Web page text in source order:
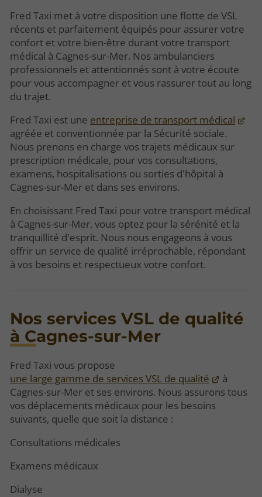
Fred Taxi met à votre disposition une flotte de VSL
récents et parfaitement équipés pour assurer votre
confort et votre bien-être durant votre transport
médical à Cagnes-sur-Mer. Nos ambulanciers
professionnels et attentionnés sont à votre écoute
pour vous accompagner et vous rassurer tout au long
du trajet.
Fred Taxi est une entreprise de transport médical
agréée et conventionnée par la Sécurité sociale.
Nous prenons en charge vos trajets médicaux sur
prescription médicale, pour vos consultations,
examens, hospitalisations ou sorties d'hôpital à
Cagnes-sur-Mer et dans ses environs.
En choisissant Fred Taxi pour votre transport médical
à Cagnes-sur-Mer, vous optez pour la sérénité et la
tranquillité d'esprit. Nous nous engageons à vous
offrir un service de qualité irréprochable, répondant
à vos besoins et respectueux votre confort.
Nos services VSL de qualité
à Cagnes-sur-Mer
Fred Taxi vous propose
une large gamme de services VSL de qualité
à
Cagnes-sur-Mer et ses environs. Nous assurons tous
vos déplacements médicaux pour les besoins
suivants, quelle que soit la distance :
Consultations médicales
Examens médicaux
Dialyse